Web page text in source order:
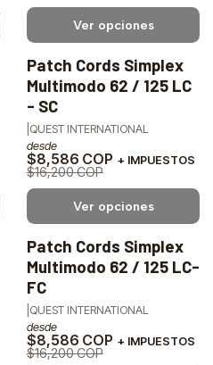
Ver opciones
-47%
OFF
Patch Cords Simplex
Multimodo 62 / 125 LC
- SC
QUEST INTERNATIONAL
desde
$8,586 COP + IMPUESTOS
$16,200 COP
Ver opciones
-47%
OFF
Patch Cords Simplex
Multimodo 62 / 125 LC-
FC
QUEST INTERNATIONAL
desde
$8,586 COP + IMPUESTOS
$16,200 COP